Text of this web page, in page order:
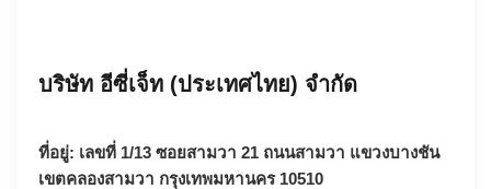
บริษัท อีซี่เจ็ท (ประเทศไทย) จำกัด
ที่อยู่: เลขที่ 1/13 ซอยสามวา 21 ถนนสามวา แขวงบางชัน
เขตคลองสามวา กรุงเทพมหานคร 10510